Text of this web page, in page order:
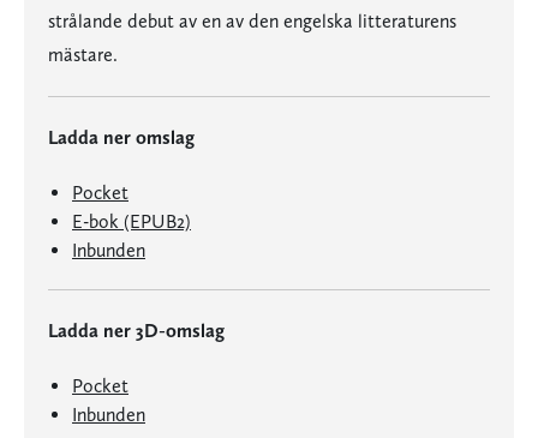
strålande debut av en av den engelska litteraturens
mästare.
Ladda ner omslag
Pocket
E-bok (EPUB2)
Inbunden
Ladda ner 3D-omslag
Pocket
Inbunden